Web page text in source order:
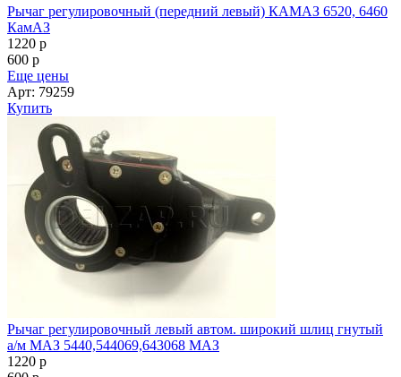
Рычаг регулировочный (передний левый) КАМАЗ 6520, 6460
КамАЗ
1220 p
600 p
Еще цены
Арт: 79259
Купить
Рычаг регулировочный левый автом. широкий шлиц гнутый
а/м МАЗ 5440,544069,643068 МАЗ
1220 p